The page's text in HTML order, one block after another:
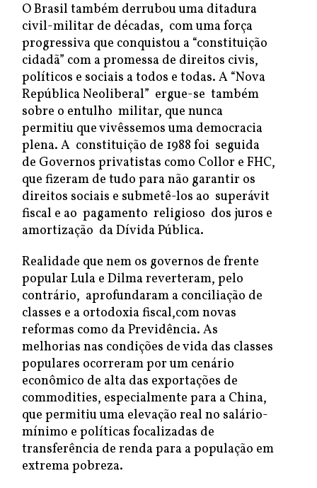
O Brasil também derrubou uma ditadura
civil-militar de décadas, com uma força
progressiva que conquistou a “constituição
cidadã” com a promessa de direitos civis,
políticos e sociais a todos e todas. A “Nova
República Neoliberal” ergue-se também
sobre o entulho militar, que nunca
permitiu que vivêssemos uma democracia
plena. A constituição de 1988 foi seguida
de Governos privatistas como Collor e FHC,
que fizeram de tudo para não garantir os
direitos sociais e submetê-los ao superávit
fiscal e ao pagamento religioso dos juros e
amortização da Dívida Pública.
Realidade que nem os governos de frente
popular Lula e Dilma reverteram, pelo
contrário, aprofundaram a conciliação de
classes e a ortodoxia fiscal,com novas
reformas como da Previdência. As
melhorias nas condições de vida das classes
populares ocorreram por um cenário
econômico de alta das exportações de
commodities, especialmente para a China,
que permitiu uma elevação real no salário-
mínimo e políticas focalizadas de
transferência de renda para a população em
extrema pobreza.